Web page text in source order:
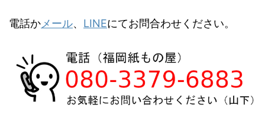
電話かメール、 LINEにてお問合わせください。